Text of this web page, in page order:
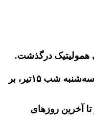
مجاهد پاکباز و والا، مسعود فرشچی، از کادرهای ارزنده مجاهدین، خلبان پایه‌یک ارتش آزادیبخبش ملی ایران و از مسئولان و برنامه‌سازان سیمای آزادی سه‌شنبه شب ۱۵تیر، بر
آخرین روزهای